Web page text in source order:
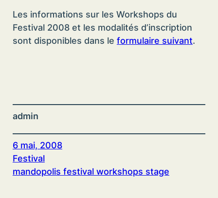
Les informations sur les Workshops du
Festival 2008 et les modalités d’inscription
sont disponibles dans le formulaire suivant.
admin
6 mai, 2008
Festival
mandopolis festival workshops stage